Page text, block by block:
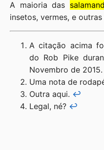
A maioria das
insetos, vermes, e
A citação acima
do Rob Pike
Novembro de 2015.
Uma nota de
Outra aqui. ↩︎
Legal, né? ↩︎